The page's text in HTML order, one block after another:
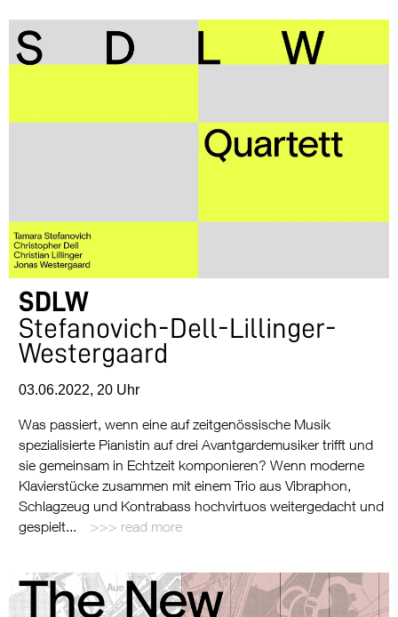
SDLW
Stefanovich-Dell-Lillinger-
Westergaard
03.06.2022, 20 Uhr
Was passiert, wenn eine auf zeitgenössische Musik
spezialisierte Pianistin auf drei Avantgardemusiker trifft und
sie gemeinsam in Echtzeit komponieren? Wenn moderne
Klavierstücke zusammen mit einem Trio aus Vibraphon,
Schlagzeug und Kontrabass hochvirtuos weitergedacht und
gespielt...
read more